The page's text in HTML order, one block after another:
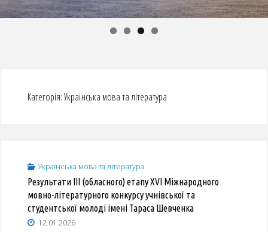
Категорія:Українська мова та література
Українська мова та література
Результати ІІІ (обласного) етапу XVІ Міжнародного
мовно-літературного конкурсу учнівської та
студентської молоді імені Тараса Шевченка
12.01.2026